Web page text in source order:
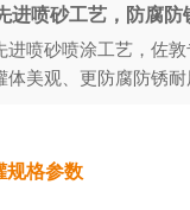
进喷砂工艺，防腐防
进喷砂喷涂工艺，佐
体美观、更防腐防锈耐
规格参数